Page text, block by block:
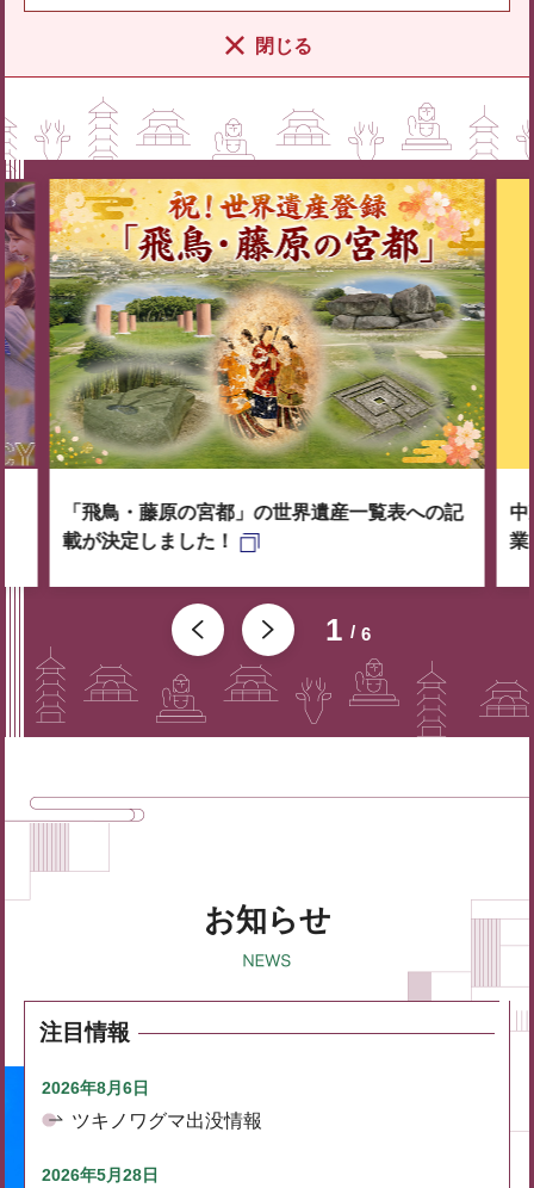
閉じる
1 6
「飛鳥・藤原の宮都」の世界遺産一覧表への記
載が決定しました！
中
業
お知らせ
注目情報
2026年8月6日
ツキノワグマ出没情報
2026年5月28日